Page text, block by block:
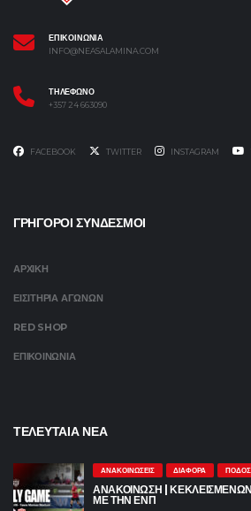
ΕΠΙΚΟΙΝΩΝΙΑ
INFO@NEASALAMINA.COM
ΤΗΛΕΦΩΝΟ
+357 24 663090
FACEBOOK TWITTER INSTAGRAM
ΓΡΗΓΟΡΟΙ ΣΥΝΔΕΣΜΟΙ
ΑΡΧΙΚΗ
ΕΙΣΙΤΗΡΙΑ ΑΓΩΝΩΝ
RED SHOP
ΕΠΙΚΟΙΝΩΝΙΑ
ΤΕΛΕΥΤΑΙΑ ΝΕΑ
ΑΝΑΚΟΙΝΏΣΕΙΣ ΔΙΆΦΟΡΑ
ΑΝΑΚΟΙΝΩΣΗ |
ΜΕ ΤΗΝ ΕΝΠ